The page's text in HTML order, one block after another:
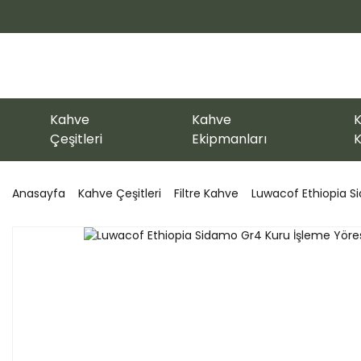
Kahve
Çeşitleri
Kahve
Ekipmanları
Anasayfa Kahve Çeşitleri Filtre Kahve Luwacof Ethiopia